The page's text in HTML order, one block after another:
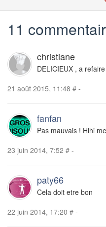
11
christiane
DELICIEUX , a
21 août 2015, 11:48 # -
fanfan
Pas mauvais ! Hihi
23 juin 2014, 7:52 # -
paty66
Cela doit etre bon
22 juin 2014, 17:20 # -